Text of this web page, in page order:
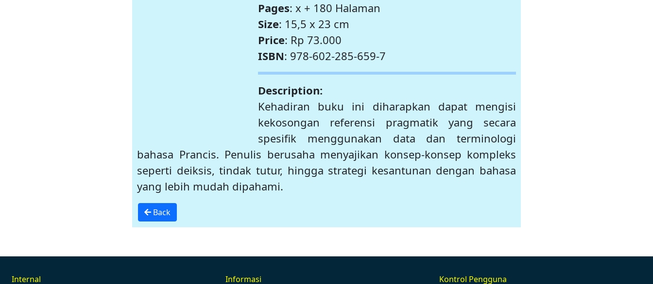
Pages: x + 180 Halaman
Size: 15,5 x 23 cm
Price: Rp 73.000
ISBN: 978-602-285-659-7
Description:
Kehadiran buku ini diharapkan dapat mengisi
kekosongan referensi pragmatik yang secara
spesifik menggunakan data dan terminologi
bahasa Prancis. Penulis berusaha menyajikan konsep-konsep kompleks
seperti deiksis, tindak tutur, hingga strategi kesantunan dengan bahasa
yang lebih mudah dipahami.
Back
Internal Informasi Kontrol Pengguna